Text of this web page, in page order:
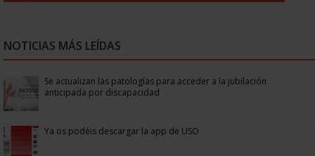
NOTICIAS MÁS LEÍDAS
Se actualizan las patologías para acceder a la jubilación
anticipada por discapacidad
Ya os podéis descargar la app de USO